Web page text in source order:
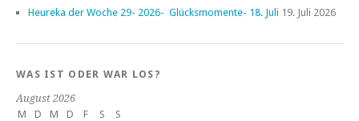
Heureka der Woche 29- 2026- Glücksmomente- 18. Juli 19. Juli 2026
WAS IST ODER WAR LOS?
August 2026
M
D M D F S
S